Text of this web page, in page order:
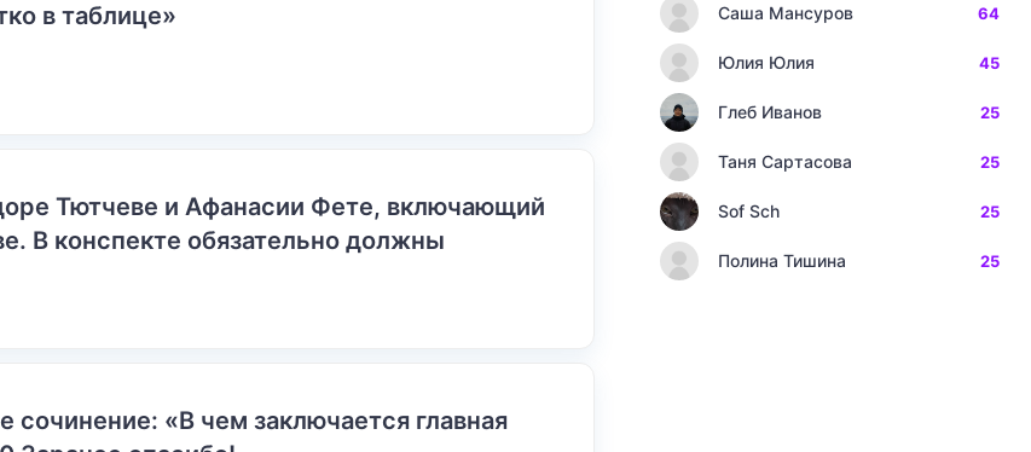
в таблице»
Тютчеве и Афанасии Фете, включающий
В конспекте обязательно должны
«В чем заключается главная
Саша Мансуров 64
Юлия Юлия 45
Глеб Иванов 25
Таня Сартасова 25
Sof Sch 25
Полина Тишина 25